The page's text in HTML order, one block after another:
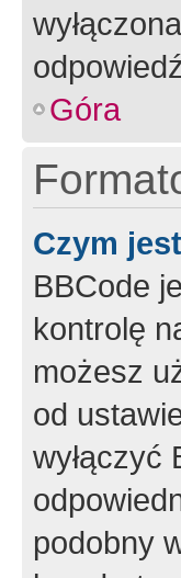
Góra
Czym
BBCode
kontrolę
możesz
od
wyłączyć
podobny